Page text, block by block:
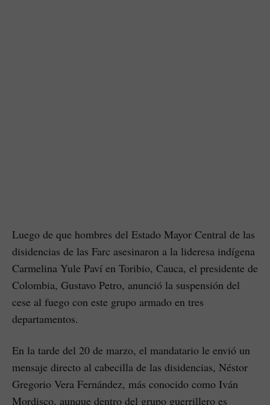
Luego de que hombres del Estado Mayor Central de las
disidencias de las Farc asesinaron a la lideresa indígena
Carmelina Yule Paví en Toribio, Cauca, el presidente de
Colombia, Gustavo Petro, anunció la suspensión del
cese al fuego con este grupo armado en tres
departamentos.
En la tarde del 20 de marzo, el mandatario le envió un
mensaje directo al cabecilla de las disidencias, Néstor
Gregorio Vera Fernández, más conocido como Iván
Mordisco, aunque dentro del grupo guerrillero es